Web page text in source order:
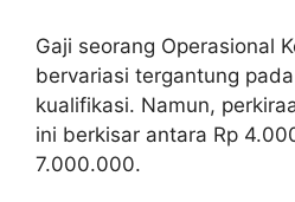
Gaji seorang Operasional
bervariasi tergantung
kualifikasi. Namun,
ini berkisar antara Rp
7.000.000.